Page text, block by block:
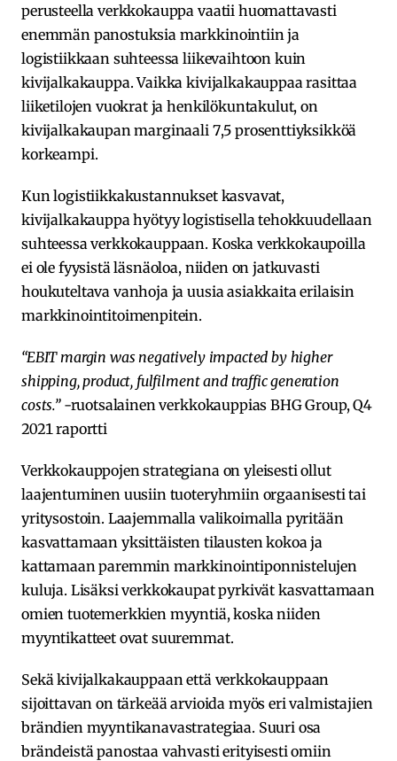
perusteella verkkokauppa vaatii huomattavasti
enemmän panostuksia markkinointiin ja
logistiikkaan suhteessa liikevaihtoon kuin
kivijalkakauppa. Vaikka kivijalkakauppaa rasittaa
liiketilojen vuokrat ja henkilökuntakulut, on
kivijalkakaupan marginaali 7,5 prosenttiyksikköä
korkeampi.
Kun logistiikkakustannukset kasvavat,
kivijalkakauppa hyötyy logistisella tehokkuudellaan
suhteessa verkkokauppaan. Koska verkkokaupoilla
ei ole fyysistä läsnäoloa, niiden on jatkuvasti
houkuteltava vanhoja ja uusia asiakkaita erilaisin
markkinointitoimenpitein.
“EBIT margin was negatively impacted by higher
shipping, product, fulfilment and traffic generation
costs.” -ruotsalainen verkkokauppias BHG Group, Q4
2021 raportti
Verkkokauppojen strategiana on yleisesti ollut
laajentuminen uusiin tuoteryhmiin orgaanisesti tai
yritysostoin. Laajemmalla valikoimalla pyritään
kasvattamaan yksittäisten tilausten kokoa ja
kattamaan paremmin markkinointiponnistelujen
kuluja. Lisäksi verkkokaupat pyrkivät kasvattamaan
omien tuotemerkkien myyntiä, koska niiden
myyntikatteet ovat suuremmat.
Sekä kivijalkakauppaan että verkkokauppaan
sijoittavan on tärkeää arvioida myös eri valmistajien
brändien myyntikanavastrategiaa. Suuri osa
brändeistä panostaa vahvasti erityisesti omiin